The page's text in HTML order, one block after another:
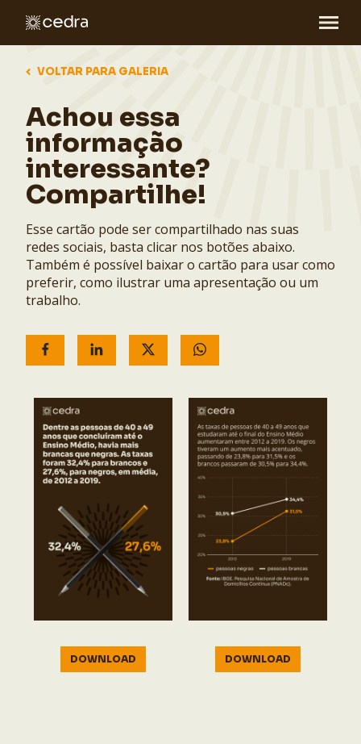
DOWNLOAD DOWNLOAD
VOLTAR PARA GALERIA
Achou essa
informação
interessante?
Compartilhe!
Esse cartão pode ser compartilhado nas suas
redes sociais, basta clicar nos botões abaixo.
Também é possível baixar o cartão para usar como
preferir, como ilustrar uma apresentação ou um
trabalho.